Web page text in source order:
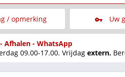
/ opmerking Uw
Afhalen - WhatsApp
09.00-17.00. Vrijdag extern.